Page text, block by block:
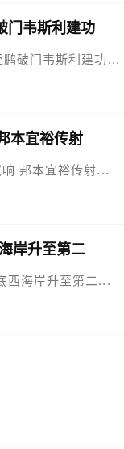
门韦斯利建功
破门韦斯利建功...
本宜裕传射
邦本宜裕传射...
岸升至第二
西海岸升至第二...